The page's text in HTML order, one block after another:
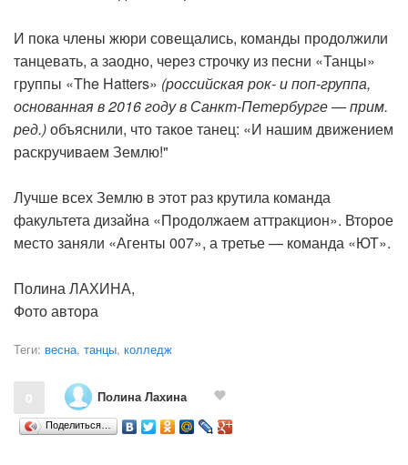
И пока члены жюри совещались, команды продолжили
танцевать, а заодно, через строчку из песни «Танцы»
группы «The Hatters» (российская рок- и поп-группа,
основанная в 2016 году в Санкт-Петербурге — прим.
ред.)объяснили, что такое танец: «И нашим движением
раскручиваем Землю!"
Лучше всех Землю в этот раз крутила команда
факультета дизайна «Продолжаем аттракцион». Второе
место заняли «Агенты 007», а третье — команда «ЮТ».
Полина ЛАХИНА,
Фото автора
Теги: весна, танцы, колледж
0 Полина Лахина
Поделиться…